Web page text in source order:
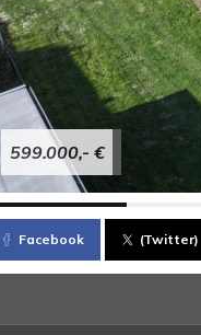
599.000,- €
Facebook (Twitter)